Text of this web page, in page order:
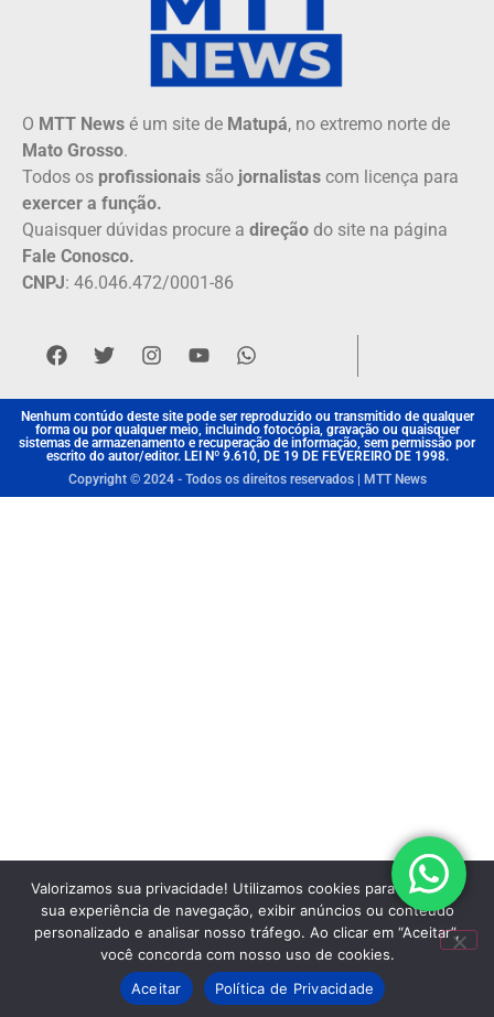
O MTT News é um site de Matupá, no extremo norte de
Mato Grosso.
Todos os profissionais são jornalistas com licença para
exercer a função.
Quaisquer dúvidas procure a direção do site na página
Fale Conosco.
CNPJ: 46.046.472/0001-86
Nenhum contúdo deste site pode ser reproduzido ou transmitido de qualquer
forma ou por qualquer meio, incluindo fotocópia, gravação ou quaisquer
sistemas de armazenamento e recuperação de informação, sem permissão por
escrito do autor/editor. LEI Nº 9.610, DE 19 DE FEVEREIRO DE 1998.
Copyright © 2024 - Todos os direitos reservados | MTT News
Valorizamos sua privacidade! Utilizamos cookies para aprimorar
sua experiência de navegação, exibir anúncios ou conteúdo
personalizado e analisar nosso tráfego. Ao clicar em “Aceitar”,
você concorda com nosso uso de cookies.
Aceitar
Política de Privacidade